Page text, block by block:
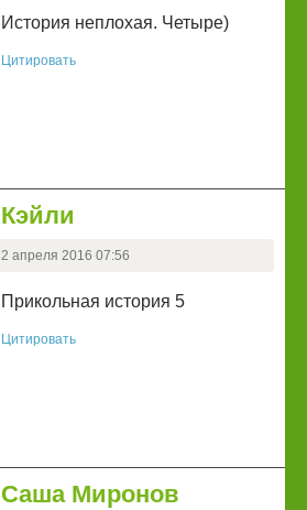
История неплохая. Четыре)
Цитировать
Кэйли
2 апреля 2016 07:56
Прикольная история 5
Цитировать
Саша Миронов